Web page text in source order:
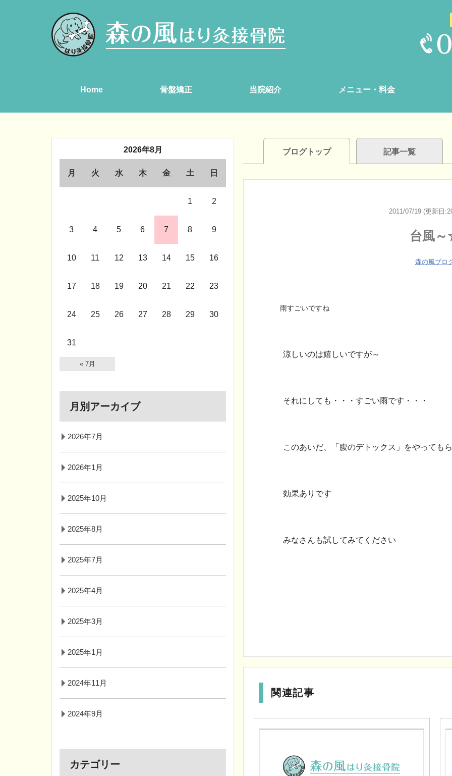
Home 骨盤矯正 当院紹介 メニュー・料金
ブログトップ 記事一覧
2011/07/19 (更新日
台風
森の風ブロ
雨すごいですね
涼しいのは嬉しいですが～
それにしても・・・ すごい雨です・・・
このあいだ、「腹のデトックス」をやってもら
効果ありです
みなさんも試してみてください
関連記事
2026年8月
月 火 水 木 金 土 日
1 2
3 4 5 6 7 8 9
10 11 12 13 14 15 16
17 18 19 20 21 22 23
24 25 26 27 28 29 30
31
« 7月
月別アーカイブ
2026年7月
2026年1月
2025年10月
2025年8月
2025年7月
2025年4月
2025年3月
2025年1月
2024年11月
2024年9月
カテゴリー